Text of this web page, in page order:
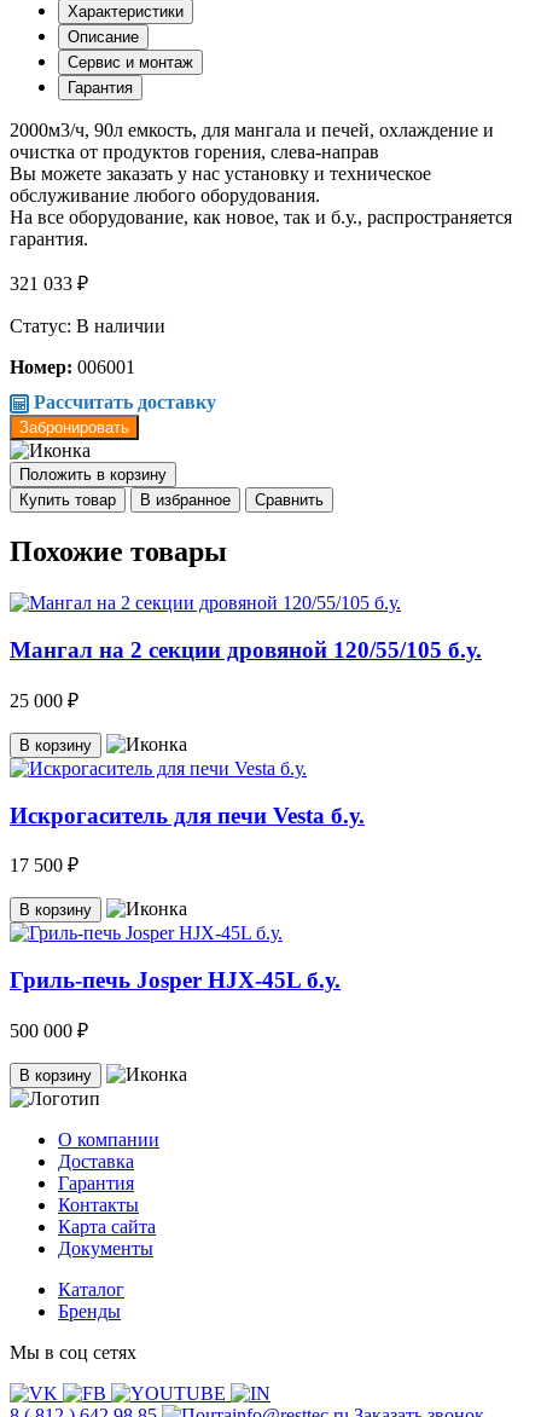
Характеристики
Описание
Сервис и монтаж
Гарантия
2000м3/ч, 90л емкость, для мангала и печей, охлаждение и
очистка от продуктов горения, слева-направ
Вы можете заказать у нас установку и техническое
обслуживание любого оборудования.
На все оборудование, как новое, так и б.у., распространяется
гарантия.
321 033 ₽
Статус: В наличии
Номер: 006001
Рассчитать доставку
Забронировать
Положить в корзину
Купить товар
В избранное Сравнить
Похожие товары
Mангал на 2 секции дровяной 120/55/105 б.у.
25 000 ₽
В корзину
Искрогаситель для печи Vesta б.у.
17 500 ₽
В корзину
Гриль-печь Josper HJX-45L б.у.
500 000 ₽
В корзину
О компании
Доставка
Гарантия
Контакты
Карта сайта
Документы
Каталог
Бренды
Мы в соц сетях